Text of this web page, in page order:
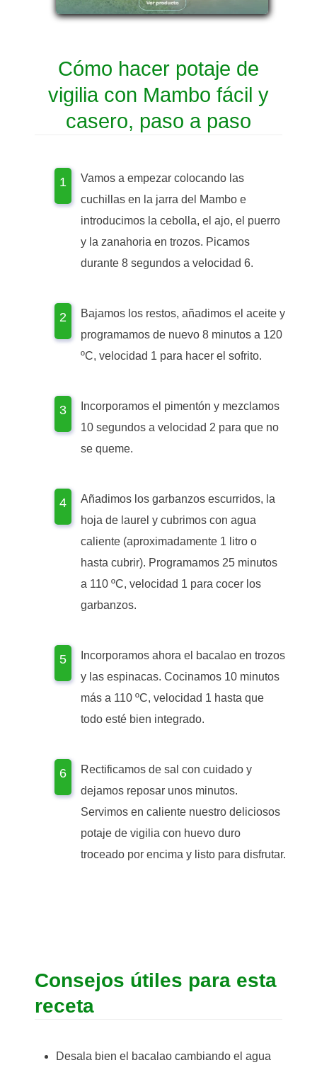
Cómo hacer potaje de
vigilia con Mambo fácil y
casero, paso a paso
Vamos a empezar colocando las
cuchillas en la jarra del Mambo e
introducimos la cebolla, el ajo, el puerro
y la zanahoria en trozos. Picamos
durante 8 segundos a velocidad 6.
Bajamos los restos, añadimos el aceite y
programamos de nuevo 8 minutos a 120
ºC, velocidad 1 para hacer el sofrito.
Incorporamos el pimentón y mezclamos
10 segundos a velocidad 2 para que no
se queme.
Añadimos los garbanzos escurridos, la
hoja de laurel y cubrimos con agua
caliente (aproximadamente 1 litro o
hasta cubrir). Programamos 25 minutos
a 110 ºC, velocidad 1 para cocer los
garbanzos.
Incorporamos ahora el bacalao en trozos
y las espinacas. Cocinamos 10 minutos
más a 110 ºC, velocidad 1 hasta que
todo esté bien integrado.
Rectificamos de sal con cuidado y
dejamos reposar unos minutos.
Servimos en caliente nuestro deliciosos
potaje de vigilia con huevo duro
troceado por encima y listo para disfrutar.
Consejos útiles para esta
receta
Desala bien el bacalao cambiando el agua